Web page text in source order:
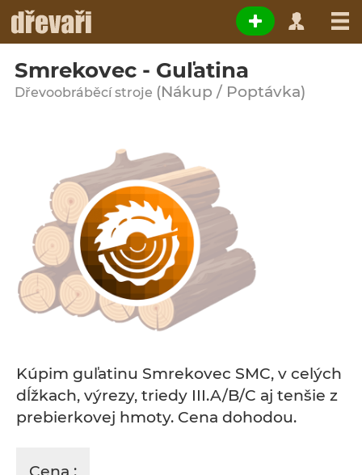
Smrekovec - Guľatina
Dřevoobráběcí stroje (Nákup / Poptávka)
Kúpim guľatinu Smrekovec SMC, v celých
dĺžkach, výrezy, triedy III.A/B/C aj tenšie z
prebierkovej hmoty. Cena dohodou.